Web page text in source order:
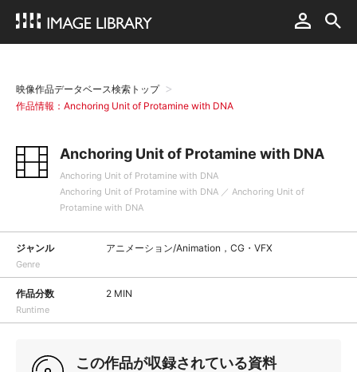
映像作品データベース検索トップ
作品情報：Anchoring Unit of Protamine with DNA
Anchoring Unit of Protamine with DNA
Anchoring Unit of Protamine with DNA
Anchoring Unit of Protamine with DNA ／ Anchoring Unit of
Protamine with DNA
ジャンル
Genre
アニメーション/Animation，CG・VFX
作品分数
Runtime
2 MIN
この作品が収録されている資料